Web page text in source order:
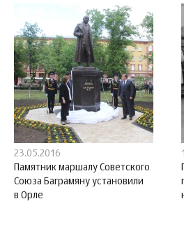
23.05.2016
Памятник маршалу Советского
Союза Баграмяну установили
в Орле